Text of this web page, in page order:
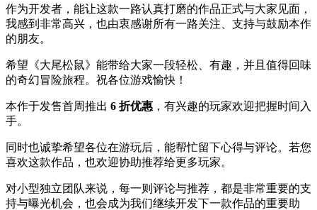
作为开发者，能让这款一路认真打磨的作品正式与大家见面，
我感到非常高兴，也由衷感谢所有一路关注、支持与鼓励本作
的朋友。
希望《大尾松鼠》能带给大家一段轻松、有趣，并且值得回味
的奇幻冒险旅程。祝各位游戏愉快！
本作于发售首周推出 6 折优惠 ，有兴趣的玩家欢迎把握时间入
手。
同时也诚挚希望各位在游玩后，能帮忙留下心得与评论。若您
喜欢这款作品，也欢迎协助推荐给更多玩家。
对小型独立团队来说，每一则评论与推荐，都是非常重要的支
持与曝光机会，也会成为我们继续开发下一款作品的重要助